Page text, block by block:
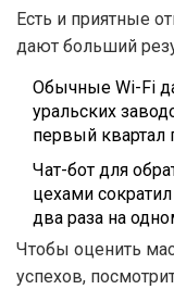
Есть и приятные
дают больший
Обычные Wi-Fi
уральских
первый квартал
Чат-бот для
цехами
два раза на
Чтобы оценить
успехов,